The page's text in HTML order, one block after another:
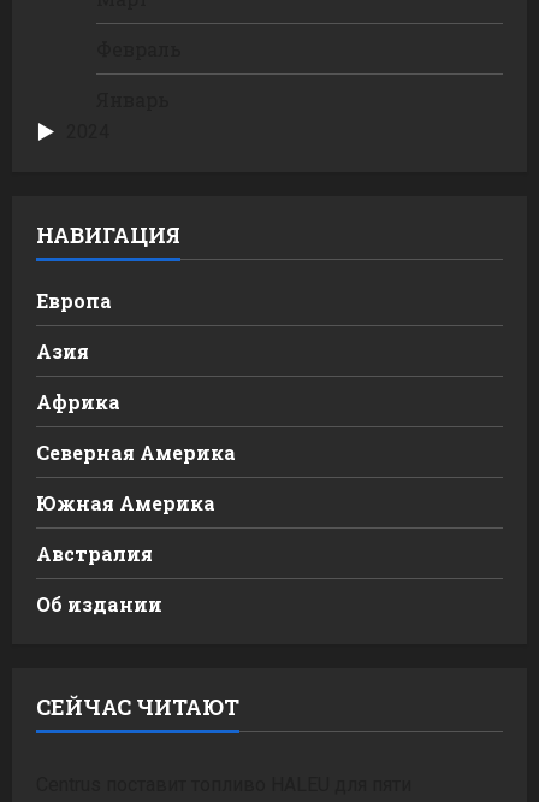
НАВИГАЦИЯ
Европа
Азия
Африка
Северная Америка
Южная Америка
Австралия
Об издании
СЕЙЧАС ЧИТАЮТ